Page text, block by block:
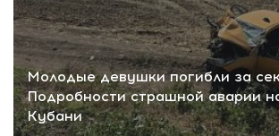
Молодые девушки погибли за
Подробности страшной аварии
Кубани